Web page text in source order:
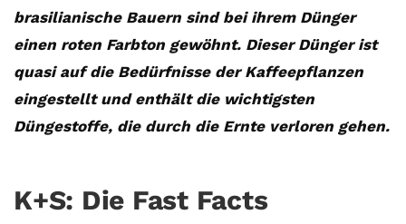
brasilianische Bauern sind bei ihrem Dünger
einen roten Farbton gewöhnt. Dieser Dünger ist
quasi auf die Bedürfnisse der Kaffeepflanzen
eingestellt und enthält die wichtigsten
Düngestoffe, die durch die Ernte verloren gehen.
K+S: Die Fast Facts